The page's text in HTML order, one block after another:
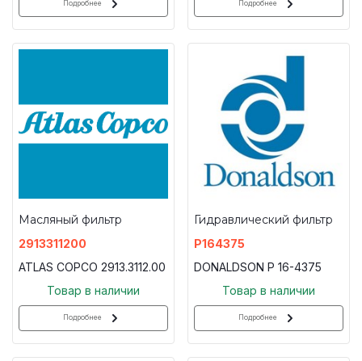
Подробнее Подробнее
Масляный фильтр
2913311200
ATLAS COPCO 2913.3112.00
Товар в наличии
Подробнее
Гидравлический фильтр
P164375
DONALDSON P 16-4375
Товар в наличии
Подробнее